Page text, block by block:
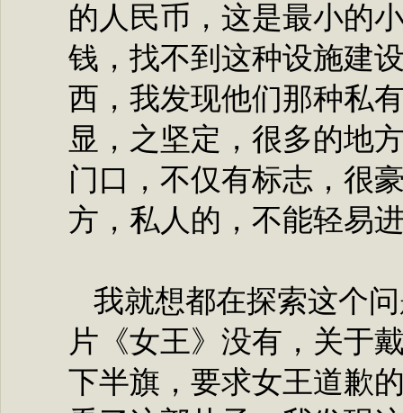
的人民币，这是最小的
钱，找不到这种设施建
西，我发现他们那种私
显，之坚定，很多的地
门口，不仅有标志，很
方，私人的，不能轻易
我就想都在探索这个
片《女王》没有，关于
下半旗，要求女王道歉